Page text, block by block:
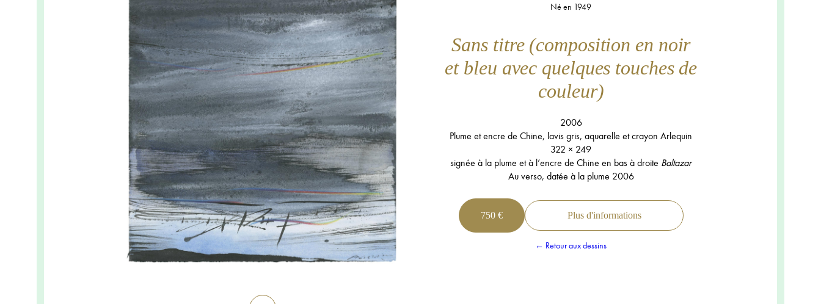
Né en 1949
Sans titre (composition en noir
et bleu avec quelques touches de
couleur)
2006
Plume et encre de Chine, lavis gris, aquarelle et crayon Arlequin
322 × 249
signée à la plume et à l’encre de Chine en bas à droite Baltazar
Au verso, datée à la plume 2006
750 € Plus d'informations
← Retour aux dessins